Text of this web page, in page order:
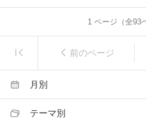
1ページ（全93
前のページ
月別
テーマ別